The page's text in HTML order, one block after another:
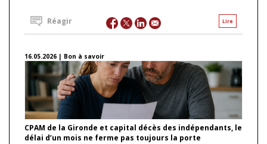
Lire
Réagir
16.05.2026 | Bon à savoir
CPAM de la Gironde et capital décès des indépendants, le
délai d’un mois ne ferme pas toujours la porte